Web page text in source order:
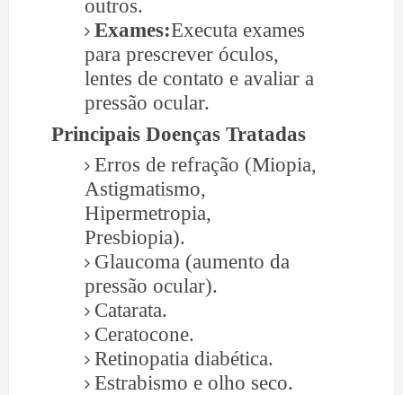
outros.
Exames:Executa exames
para prescrever óculos,
lentes de contato e avaliar a
pressão ocular.
Principais Doenças Tratadas
Erros de refração (Miopia,
Astigmatismo,
Hipermetropia,
Presbiopia).
Glaucoma (aumento da
pressão ocular).
Catarata.
Ceratocone.
Retinopatia diabética.
Estrabismo e olho seco.